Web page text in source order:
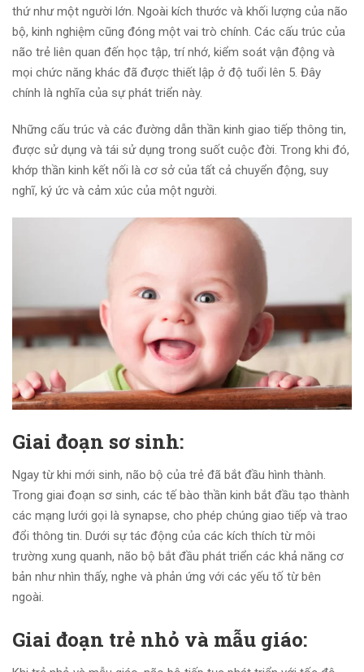
thứ như một người lớn. Ngoài kích thước và khối lượng của não
bộ, kinh nghiệm cũng đóng một vai trò chính. Các cấu trúc của
não trẻ liên quan đến học tập, trí nhớ, kiểm soát vận động và
mọi chức năng khác đã được thiết lập ở độ tuổi lên 5. Đây
chính là nghĩa của sự phát triển này.
Những cấu trúc và các đường dẫn thần kinh giao tiếp thông tin,
được sử dụng và tái sử dụng trong suốt cuộc đời. Trong khi đó,
khớp thần kinh kết nối là cơ sở của tất cả chuyển động, suy
nghĩ, ký ức và cảm xúc của một người.
Giai đoạn sơ sinh:
Ngay từ khi mới sinh, não bộ của trẻ đã bắt đầu hình thành.
Trong giai đoạn sơ sinh, các tế bào thần kinh bắt đầu tạo thành
các mạng lưới gọi là synapse, cho phép chúng giao tiếp và trao
đổi thông tin. Dưới sự tác động của các kích thích từ môi
trường xung quanh, não bộ bắt đầu phát triển các khả năng cơ
bản như nhìn thấy, nghe và phản ứng với các yếu tố từ bên
ngoài.
Giai đoạn trẻ nhỏ và mẫu giáo: